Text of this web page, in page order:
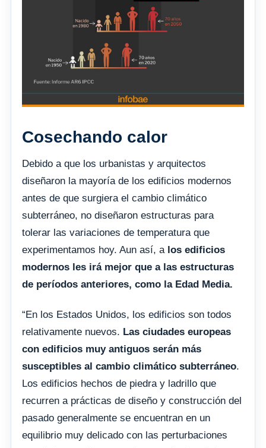
Cosechando calor
Debido a que los urbanistas y arquitectos
diseñaron la mayoría de los edificios modernos
antes de que surgiera el cambio climático
subterráneo, no diseñaron estructuras para
tolerar las variaciones de temperatura que
experimentamos hoy. Aun así, a los edificios
modernos les irá mejor que a las estructuras
de períodos anteriores, como la Edad Media.
“En los Estados Unidos, los edificios son todos
relativamente nuevos. Las ciudades europeas
con edificios muy antiguos serán más
susceptibles al cambio climático subterráneo.
Los edificios hechos de piedra y ladrillo que
recurren a prácticas de diseño y construcción del
pasado generalmente se encuentran en un
equilibrio muy delicado con las perturbaciones